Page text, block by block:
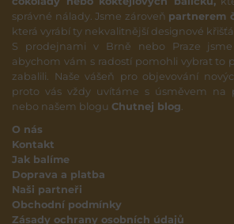
správné nálady. Jsme zároveň partnerem
která vyrábí ty nekvalitnější designové
S prodejnami v Brně nebo Praze
abychom vám s radostí pomohli vybrat to
zabalili. Naše vášeň pro objevování
proto vás vždy uvítáme s úsměvem na
nebo našem blogu Chutnej blog.
O nás
Kontakt
Jak balíme
Doprava a platba
Naši partneři
Obchodní podmínky
Zásady ochrany osobních údajů